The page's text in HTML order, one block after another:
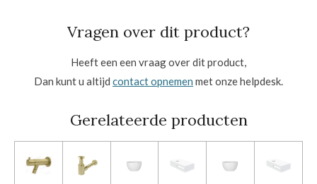
Vragen over dit product?
Heeft een een vraag over dit product,
Dan kunt u altijd contact opnemen met onze helpdesk.
Gerelateerde producten